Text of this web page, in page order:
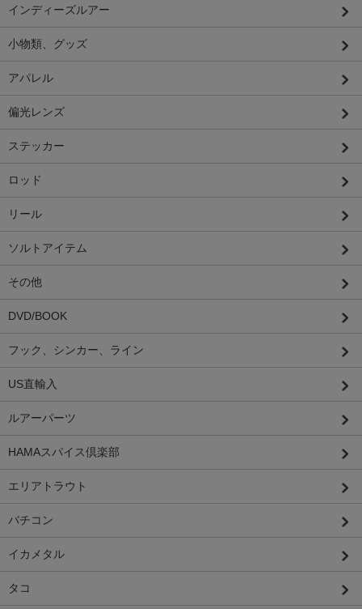
インディーズルアー
小物類、グッズ
アパレル
偏光レンズ
ステッカー
ロッド
リール
ソルトアイテム
その他
DVD/BOOK
フック、シンカー、ライン
US直輸入
ルアーパーツ
HAMAスパイス倶楽部
エリアトラウト
バチコン
イカメタル
タコ